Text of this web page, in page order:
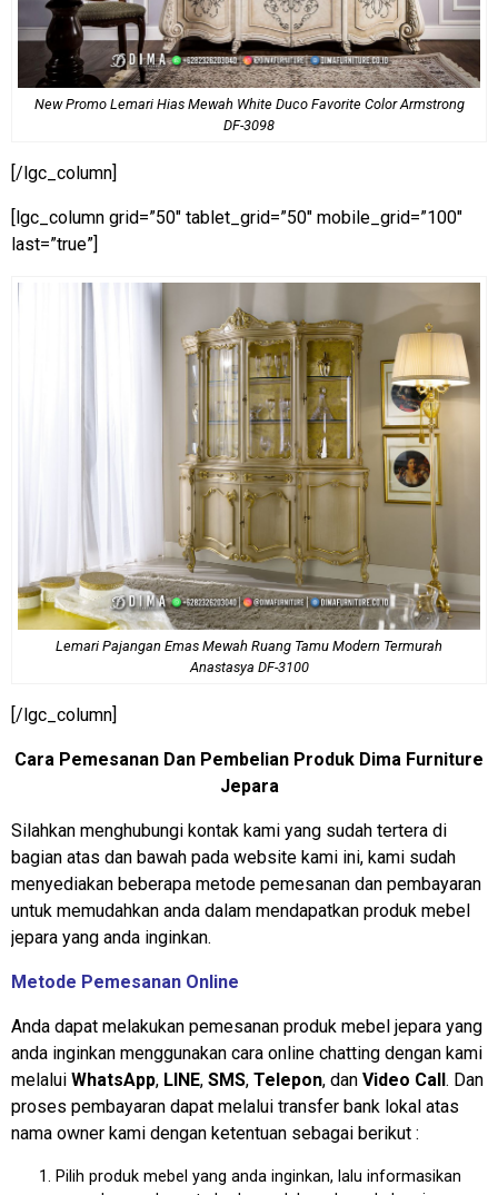
New Promo Lemari Hias Mewah White Duco Favorite Color Armstrong
DF-3098
[/lgc_column]
[lgc_column grid=”50″ tablet_grid=”50″ mobile_grid=”100″
last=”true”]
Lemari Pajangan Emas Mewah Ruang Tamu Modern Termurah
Anastasya DF-3100
[/lgc_column]
Cara Pemesanan Dan Pembelian Produk Dima Furniture
Jepara
Silahkan menghubungi kontak kami yang sudah tertera di
bagian atas dan bawah pada website kami ini, kami sudah
menyediakan beberapa metode pemesanan dan pembayaran
untuk memudahkan anda dalam mendapatkan produk mebel
jepara yang anda inginkan.
Metode Pemesanan Online
Anda dapat melakukan pemesanan produk mebel jepara yang
anda inginkan menggunakan cara online chatting dengan kami
melalui WhatsApp, LINE, SMS, Telepon, dan Video Call. Dan
proses pembayaran dapat melalui transfer bank lokal atas
nama owner kami dengan ketentuan sebagai berikut :
Pilih produk mebel yang anda inginkan, lalu informasikan